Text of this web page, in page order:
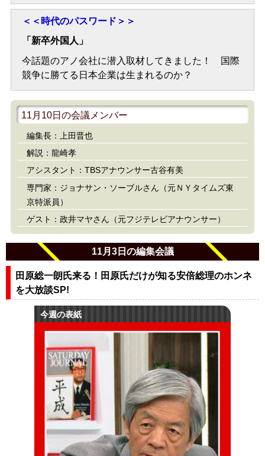
＜＜時代のパスワード＞＞
「新卒外国人」
今話題のアノ会社に潜入取材してきました！ 国際
競争に勝てる日本企業は生まれるのか？
11月10日の会議メンバー
編集長：上田晋也
解説：龍崎孝
アシスタント：TBSアナウンサー古谷有美
専門家：ジョナサン・ソーブルさん（元ＮＹタイムズ東
京特派員）
ゲスト：政井マヤさん（元フジテレビアナウンサー）
11月3日の編集会議
田原総一朗氏来る！田原氏だけが知る安倍総理のホンネ
を大放談SP!
今週の表紙